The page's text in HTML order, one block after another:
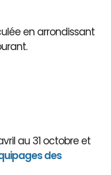
en arrondissant
au 31 octobre et
des